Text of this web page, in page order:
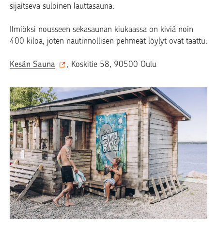
sijaitseva suloinen lauttasauna.
Ilmiöksi nousseen sekasaunan kiukaassa on kiviä noin
400 kiloa, joten nautinnollisen pehmeät löylyt ovat taattu.
Kesän Sauna , Koskitie 58, 90500 Oulu